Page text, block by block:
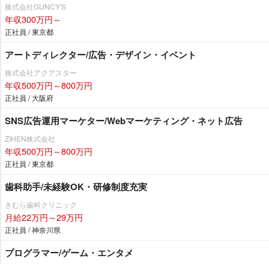
株式会社GUNCY'S
年収300万円～
正社員 / 東京都
アートディレクター/広告・デザイン・イベント
株式会社アクアスター
年収500万円～800万円
正社員 / 大阪府
SNS広告運用マーケター/Webマーケティング・ネット広告
ZIHEN株式会社
年収500万円～800万円
正社員 / 東京都
歯科助手/未経験OK・研修制度充実
きむら歯科クリニック
月給22万円～29万円
正社員 / 神奈川県
プログラマー/ゲーム・エンタメ